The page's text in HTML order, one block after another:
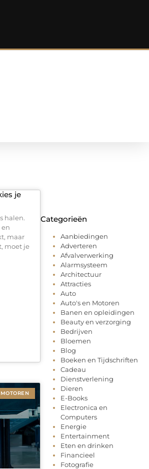
je
halen.
maar
moet je
Categorieën
Aanbiedingen
Adverteren
Afvalverwerking
Alarmsysteem
Architectuur
Attracties
Auto
Auto's en Motoren
Banen en opleidingen
Beauty en verzorging
Bedrijven
Bloemen
Blog
Boeken en Tijdschriften
Cadeau
Dienstverlening
Dieren
E-Books
Electronica en
Computers
Energie
Entertainment
Eten en drinken
Financieel
Fotografie